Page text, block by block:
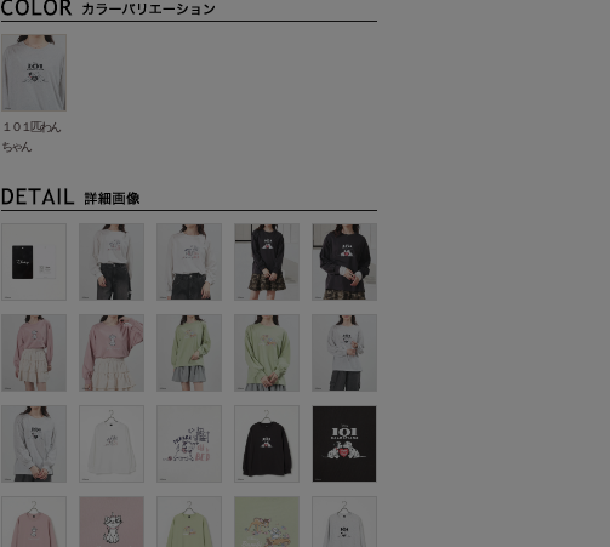
１０１匹わん
ちゃん